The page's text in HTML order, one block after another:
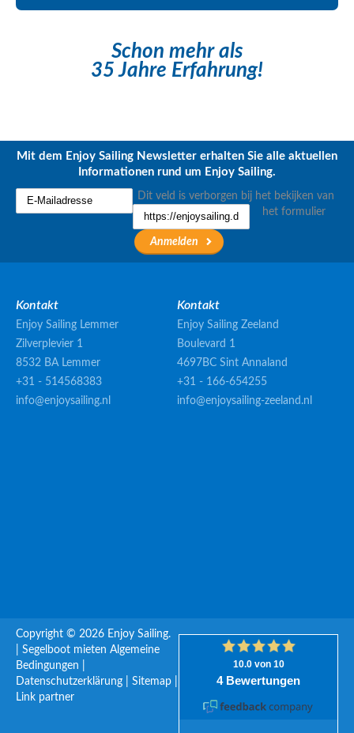
Schon mehr als
35 Jahre Erfahrung!
Mit dem Enjoy Sailing Newsletter erhalten Sie alle aktuellen
Informationen rund um Enjoy Sailing.
Dit veld is verborgen bij het bekijken van
het formulier
Kontakt
Enjoy Sailing Lemmer
Zilverplevier 1
8532 BA Lemmer
+31 - 514568383
info@enjoysailing.nl
Kontakt
Enjoy Sailing Zeeland
Boulevard 1
4697BC Sint Annaland
+31 - 166-654255
info@enjoysailing-zeeland.nl
Copyright © 2026 Enjoy Sailing.
Segelboot mieten Algemeine
Bedingungen
Datenschutzerklärung
Sitemap
Link partner